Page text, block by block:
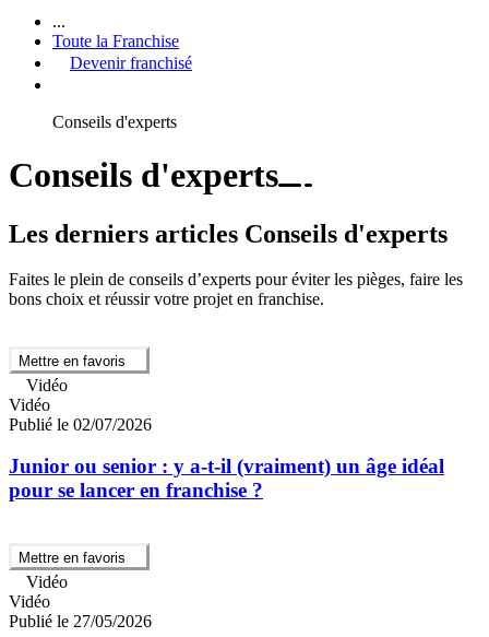
...
Toute la Franchise
Devenir franchisé
Conseils d'experts
Conseils d'experts
Les derniers articles Conseils d'experts
Faites le plein de conseils d’experts pour éviter les pièges, faire les
bons choix et réussir votre projet en franchise.
Mettre en favoris
Vidéo
Vidéo
Publié le 02/07/2026
Junior ou senior : y a-t-il (vraiment) un âge idéal
pour se lancer en franchise ?
Mettre en favoris
Vidéo
Vidéo
Publié le 27/05/2026